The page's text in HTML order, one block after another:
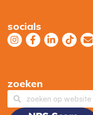
socials
zoeken